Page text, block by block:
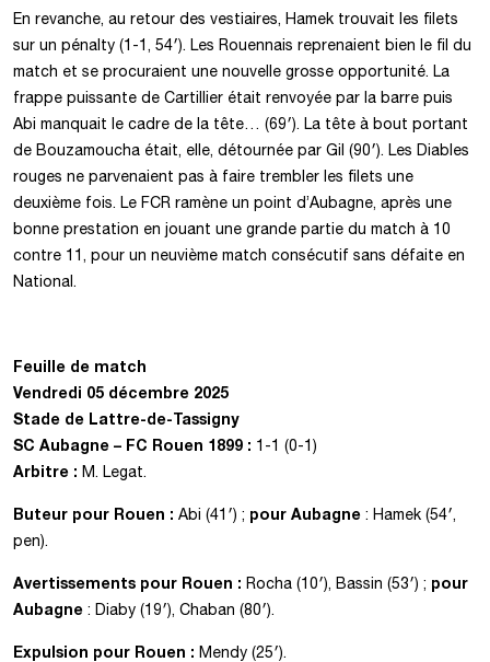
En revanche, au retour des vestiaires, Hamek trouvait les filets
sur un pénalty (1-1, 54′). Les Rouennais reprenaient bien le fil du
match et se procuraient une nouvelle grosse opportunité. La
frappe puissante de Cartillier était renvoyée par la barre puis
Abi manquait le cadre de la tête… (69′). La tête à bout portant
de Bouzamoucha était, elle, détournée par Gil (90′). Les Diables
rouges ne parvenaient pas à faire trembler les filets une
deuxième fois. Le FCR ramène un point d’Aubagne, après une
bonne prestation en jouant une grande partie du match à 10
contre 11, pour un neuvième match consécutif sans défaite en
National.
Feuille de match
Vendredi 05 décembre 2025
Stade de Lattre-de-Tassigny
SC Aubagne – FC Rouen 1899 : 1-1 (0-1)
Arbitre : M. Legat.
Buteur pour Rouen : Abi (41′) ; pour Aubagne : Hamek (54′,
pen).
Avertissements pour Rouen : Rocha (10′), Bassin (53′) ; pour
Aubagne : Diaby (19′), Chaban (80′).
Expulsion pour Rouen : Mendy (25′).